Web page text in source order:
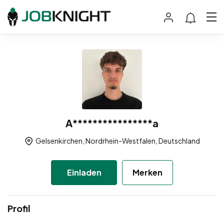
A****************a
Gelsenkirchen, Nordrhein-Westfalen, Deutschland
Einladen Merken
Profil